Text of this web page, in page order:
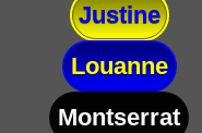
Justine
Louanne
Montserrat